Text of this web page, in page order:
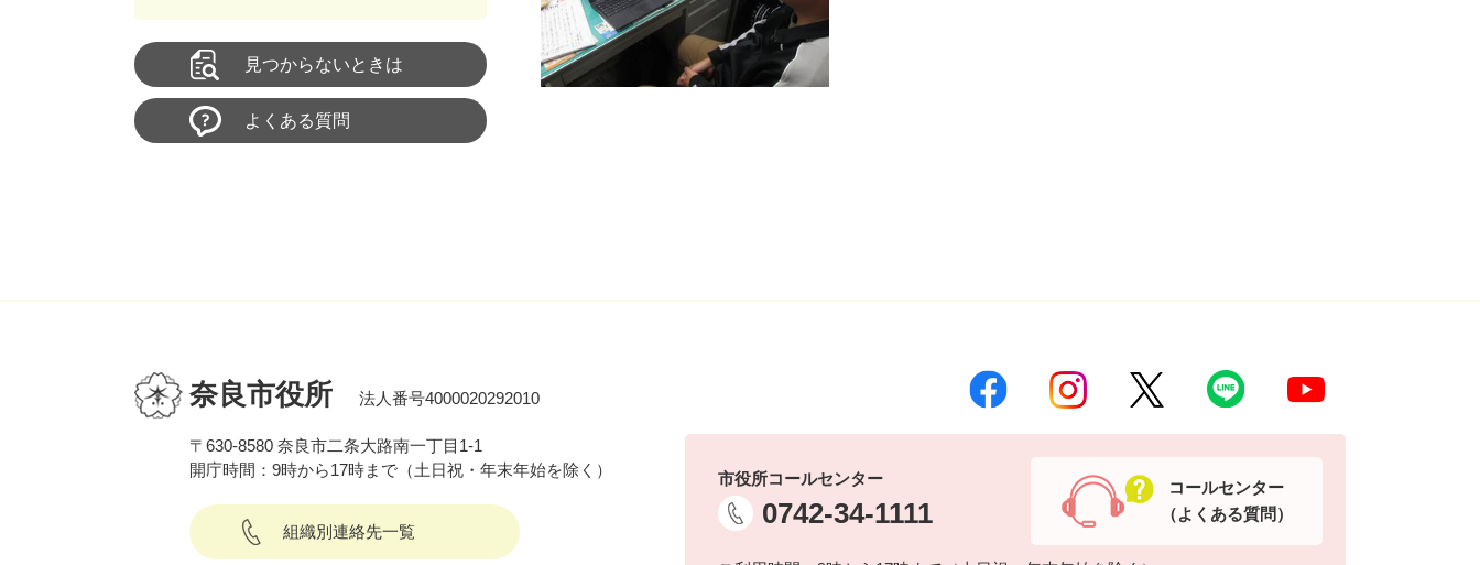
見つからないときは
よくある質問
奈良市役所 法人番号4000020292010
〒630-8580 奈良市二条大路南一丁目1-1
開庁時間：9時から17時まで（土日祝・年末年始を除く）
組織別連絡先一覧
市役所コールセンター
0742-34-1111
コールセンター
（よくある質問）